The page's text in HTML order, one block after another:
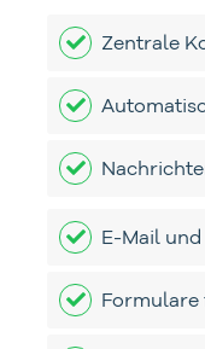
Zentrale
E-Mail
Formulare